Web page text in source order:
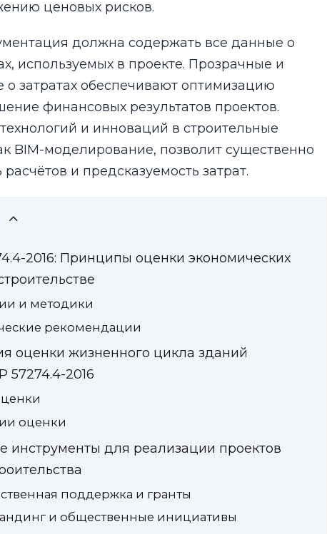
ценовых рисков.
должна содержать все данные о
используемых в проекте. Прозрачные и
затратах обеспечивают оптимизацию
финансовых результатов проектов.
и инноваций в строительные
BIM-моделирование, позволит существенно
и предсказуемость затрат.
2016: Принципы оценки экономических
и методики
рекомендации
оценки жизненного цикла зданий
57274.4-2016
оценки
инструменты для реализации проектов
поддержка и гранты
и общественные инициативы